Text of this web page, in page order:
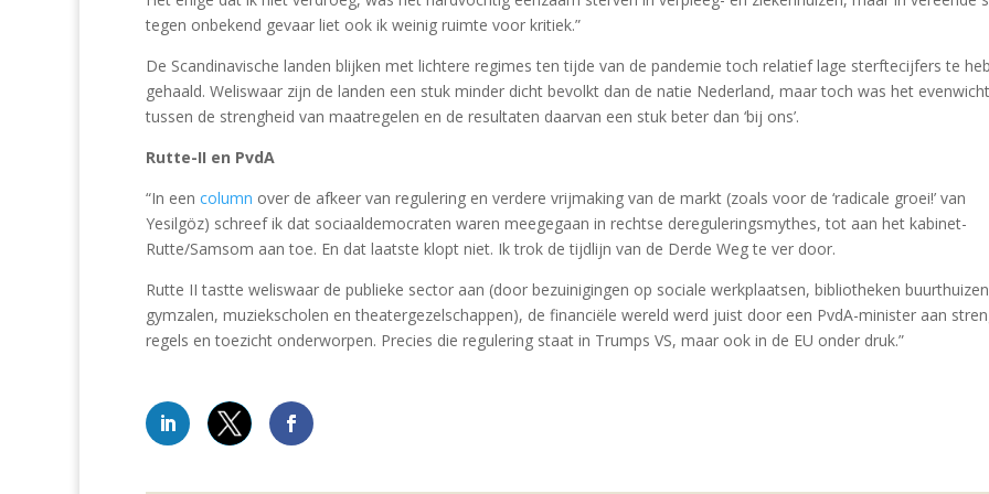
tegen onbekend gevaar liet ook ik weinig ruimte voor kritiek.”
De Scandinavische landen blijken met lichtere regimes ten tijde van de pandemie toch relatief lage sterftecijfers te
gehaald. Weliswaar zijn de landen een stuk minder dicht bevolkt dan de natie Nederland, maar toch was het evenwicht
tussen de strengheid van maatregelen en de resultaten daarvan een stuk beter dan ‘bij ons’.
Rutte-II en PvdA
“In een column over de afkeer van regulering en verdere vrijmaking van de markt (zoals voor de ‘radicale groei!’ van
Yesilgöz) schreef ik dat sociaaldemocraten waren meegegaan in rechtse dereguleringsmythes, tot aan het kabinet-
Rutte/Samsom aan toe. En dat laatste klopt niet. Ik trok de tijdlijn van de Derde Weg te ver door.
Rutte II tastte weliswaar de publieke sector aan (door bezuinigingen op sociale werkplaatsen, bibliotheken
gymzalen, muziekscholen en theatergezelschappen), de financiële wereld werd juist door een PvdA-minister aan
regels en toezicht onderworpen. Precies die regulering staat in Trumps VS, maar ook in de EU onder druk.”